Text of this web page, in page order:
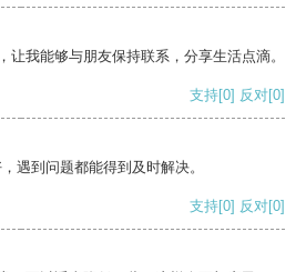
让我能够与朋友保持联系，分享生活点滴。
支持[0] 反对[0]
遇到问题都能得到及时解决。
支持[0] 反对[0]